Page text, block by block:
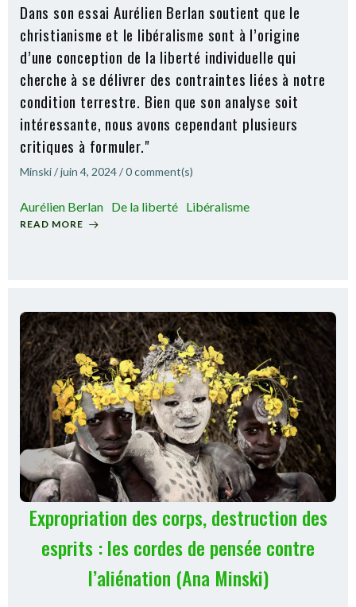
Dans son essai Aurélien Berlan soutient que le
christianisme et le libéralisme sont à l’origine
d’une conception de la liberté individuelle qui
cherche à se délivrer des contraintes liées à notre
condition terrestre. Bien que son analyse soit
intéressante, nous avons cependant plusieurs
critiques à formuler."
Minski/juin 4, 2024/0comment(s)
Aurélien Berlan De la liberté Libéralisme
READ MORE
Expropriation des corps, destruction des
esprits : les cordes de pensée contre
l’aliénation (Ana Minski)